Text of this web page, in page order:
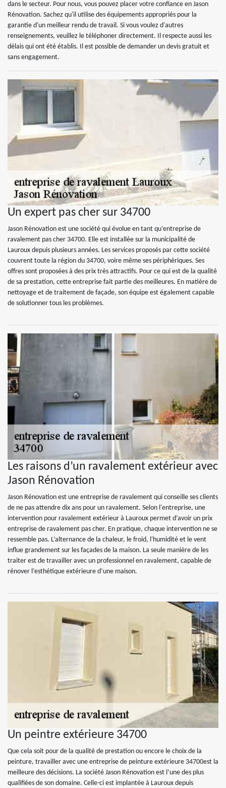
dans le secteur. Pour nous, vous pouvez placer votre confiance en Jason
Rénovation. Sachez qu'il utilise des équipements appropriés pour la
garantie d'un meilleur rendu de travail. Si vous voulez d'autres
renseignements, veuillez le téléphoner directement. Il respecte aussi les
délais qui ont été établis. Il est possible de demander un devis gratuit et
sans engagement.
Un expert pas cher sur 34700
Jason Rénovation est une société qui évolue en tant qu’entreprise de
ravalement pas cher 34700. Elle est installée sur la municipalité de
Lauroux depuis plusieurs années. Les services proposés par cette société
couvrent toute la région du 34700, voire même ses périphériques. Ses
offres sont proposées à des prix très attractifs. Pour ce qui est de la qualité
de sa prestation, cette entreprise fait partie des meilleures. En matière de
nettoyage et de traitement de façade, son équipe est également capable
de solutionner tous les problèmes.
Les raisons d’un ravalement extérieur avec
Jason Rénovation
Jason Rénovation est une entreprise de ravalement qui conseille ses clients
de ne pas attendre dix ans pour un ravalement. Selon l'entreprise, une
intervention pour ravalement extérieur à Lauroux permet d’avoir un prix
entreprise de ravalement pas cher. En pratique, chaque intervention ne se
ressemble pas. L’alternance de la chaleur, le froid, l'humidité et le vent
influe grandement sur les façades de la maison. La seule manière de les
traiter est de travailler avec un professionnel en ravalement, capable de
rénover l’esthétique extérieure d’une maison.
Un peintre extérieure 34700
Que cela soit pour de la qualité de prestation ou encore le choix de la
peinture, travailler avec une entreprise de peinture extérieure 34700est la
meilleure des décisions. La société Jason Rénovation est l’une des plus
qualifiées de son domaine. Celle-ci est implantée à Lauroux depuis